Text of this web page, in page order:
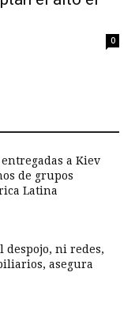
0
a Kiev
de grupos
Latina
despojo, ni redes,
asegura